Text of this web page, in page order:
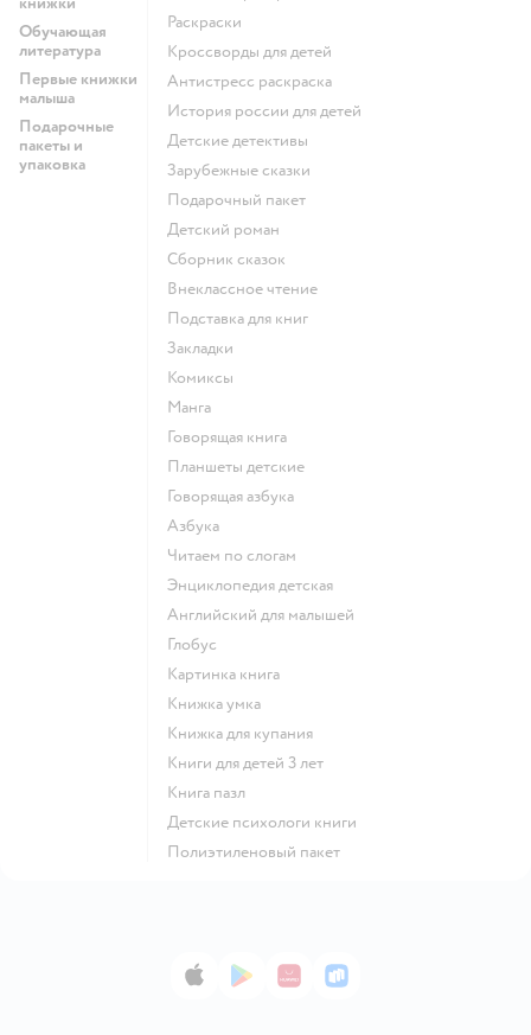
Обучающая
литература
Первые книжки
малыша
Подарочные
пакеты и
упаковка
раскраски
кроссворды для детей
антистресс раскраска
история россии для детей
детские детективы
зарубежные сказки
подарочный пакет
детский роман
сборник сказок
внеклассное чтение
подставка для книг
закладки
комиксы
манга
говорящая книга
Планшеты детские
говорящая азбука
азбука
читаем по слогам
энциклопедия детская
английский для малышей
глобус
картинка книга
книжка умка
книжка для купания
книги для детей 3 лет
книга пазл
детские психологи книги
полиэтиленовый пакет
App StoreGoogle Play
AppGallery
RuStore